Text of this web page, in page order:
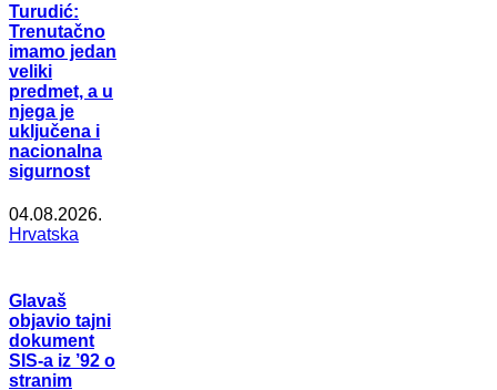
Turudić:
Trenutačno
imamo jedan
veliki
predmet, a u
njega je
uključena i
nacionalna
sigurnost
04.08.2026.
Hrvatska
Glavaš
objavio tajni
dokument
SIS-a iz ’92 o
stranim